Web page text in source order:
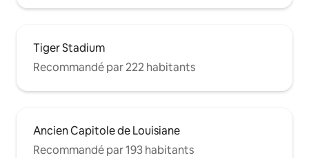
Tiger Stadium
Recommandé par 222 habitants
Ancien Capitole de Louisiane
Recommandé par 193 habitants